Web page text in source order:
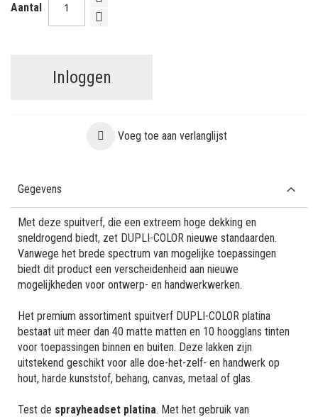
Aantal
Inloggen
Voeg toe aan verlanglijst
Gegevens
Met deze spuitverf, die een extreem hoge dekking en
sneldrogend biedt, zet DUPLI-COLOR nieuwe standaarden.
Vanwege het brede spectrum van mogelijke toepassingen
biedt dit product een verscheidenheid aan nieuwe
mogelijkheden voor ontwerp- en handwerkwerken.
Het premium assortiment spuitverf DUPLI-COLOR platina
bestaat uit meer dan 40 matte matten en 10 hoogglans tinten
voor toepassingen binnen en buiten. Deze lakken zijn
uitstekend geschikt voor alle doe-het-zelf- en handwerk op
hout, harde kunststof, behang, canvas, metaal of glas.
Test de sprayheadset platina. Met het gebruik van